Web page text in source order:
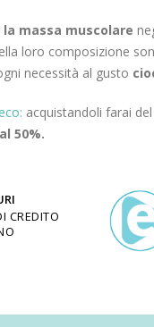
massa muscolare
loro composizione
necessità al gusto
acquistandoli farai
50%.
CREDITO